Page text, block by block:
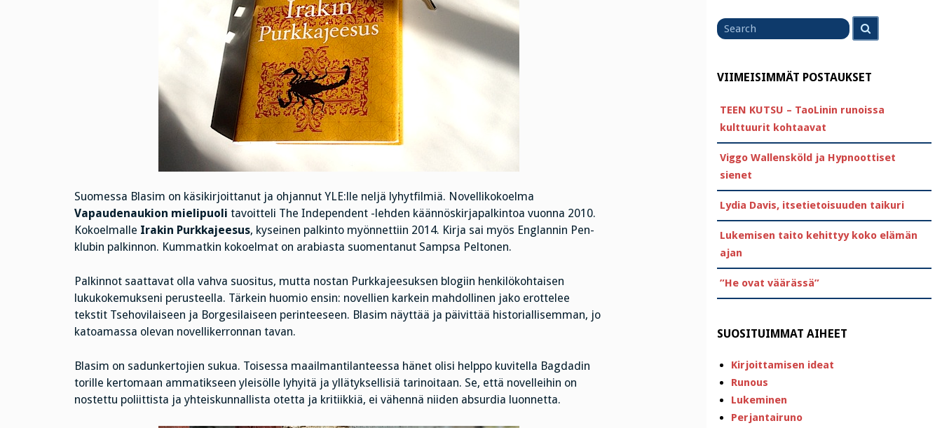
Suomessa Blasim on käsikirjoittanut ja ohjannut YLE:lle neljä lyhytfilmiä. Novellikokoelma
Vapaudenaukion mielipuoli tavoitteli The Independent -lehden käännöskirjapalkintoa vuonna 2010.
Kokoelmalle Irakin Purkkajeesus, kyseinen palkinto myönnettiin 2014. Kirja sai myös Englannin Pen-
klubin palkinnon. Kummatkin kokoelmat on arabiasta suomentanut Sampsa Peltonen.
Palkinnot saattavat olla vahva suositus, mutta nostan Purkkajeesuksen blogiin henkilökohtaisen
lukukokemukseni perusteella. Tärkein huomio ensin: novellien karkein mahdollinen jako erottelee
tekstit Tsehovilaiseen ja Borgesilaiseen perinteeseen. Blasim näyttää ja päivittää historiallisemman, jo
katoamassa olevan novellikerronnan tavan.
Blasim on sadunkertojien sukua. Toisessa maailmantilanteessa hänet olisi helppo kuvitella Bagdadin
torille kertomaan ammatikseen yleisölle lyhyitä ja yllätyksellisiä tarinoitaan. Se, että novelleihin on
nostettu poliittista ja yhteiskunnallista otetta ja kritiikkiä, ei vähennä niiden absurdia luonnetta.
for
VIIMEISIMMÄT POSTAUKSET
TEEN KUTSU – TaoLinin runoissa
kulttuurit kohtaavat
Viggo Wallensköld ja Hypnoottiset
sienet
Lydia Davis, itsetietoisuuden taikuri
Lukemisen taito kehittyy koko elämän
ajan
”He ovat väärässä”
SUOSITUIMMAT AIHEET
Kirjoittamisen ideat
Runous
Lukeminen
Perjantairuno